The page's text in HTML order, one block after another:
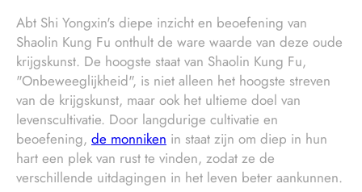
Abt Shi Yongxin's diepe inzicht en beoefening van
Shaolin Kung Fu onthult de ware waarde van deze oude
krijgskunst. De hoogste staat van Shaolin Kung Fu,
"Onbeweeglijkheid", is niet alleen het hoogste streven
van de krijgskunst, maar ook het ultieme doel van
levenscultivatie. Door langdurige cultivatie en
beoefening, de monniken in staat zijn om diep in hun
hart een plek van rust te vinden, zodat ze de
verschillende uitdagingen in het leven beter aankunnen.